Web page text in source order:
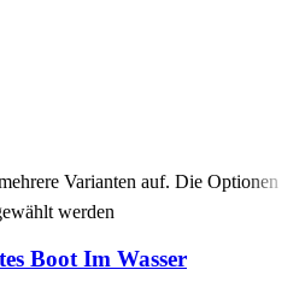
Varianten auf. Die Optionen
werden
Boot Im Wasser